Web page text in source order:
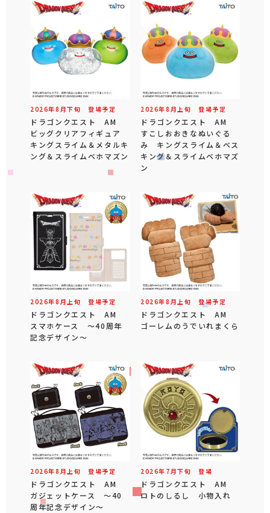
2026年8 月下旬 登場予定
ドラゴンクエスト AM
ビッグクリアフィギュア
キングスライム＆メタルキ
ング＆スライムベホマズン
2026年8 月 上旬 登場予定
ドラゴンクエスト AM
すこしおおきなぬいぐる
み キングスライム＆ベス
キング＆スライムベホマズ
ン
2026年8 月 上旬 登場予定
ドラゴンクエスト AM
スマホケース ～40周年
記念デザイン～
2026年8 月 上旬 登場予定
ドラゴンクエスト AM
ゴーレムのうでいれまくら
2026年8 月 上旬 登場予定
ドラゴンクエスト AM
ガジェットケース ～40
周年記念デザイン～
2026年 7 月下旬 登場
ドラゴンクエスト AM
ロトのしるし 小物入れ